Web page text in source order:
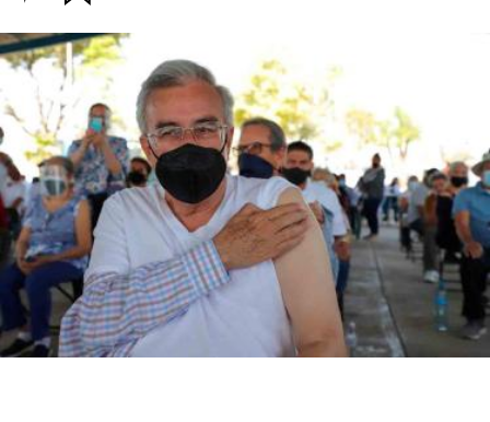
i
o
n
e
s
d
e
c
o
m
p
a
r
t
i
r
r
d
a